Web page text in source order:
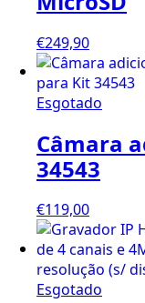
€249,90
Esgotado
Câmara
34543
€119,00
Esgotado